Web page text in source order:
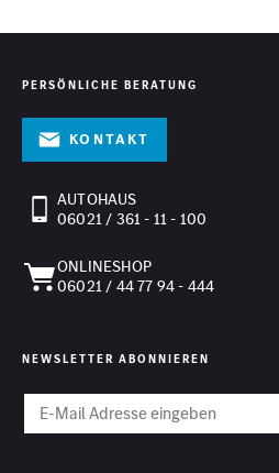
PERSÖNLICHE BERATUNG
Kontakt
AUTOHAUS
06021 / 361 - 11 - 100
ONLINESHOP
06021 / 44 77 94 - 444
NEWSLETTER ABONNIEREN